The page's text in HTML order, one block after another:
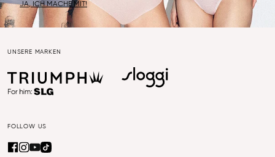
JA, ICH MACHE MIT!
UNSERE MARKEN
FOLLOW US